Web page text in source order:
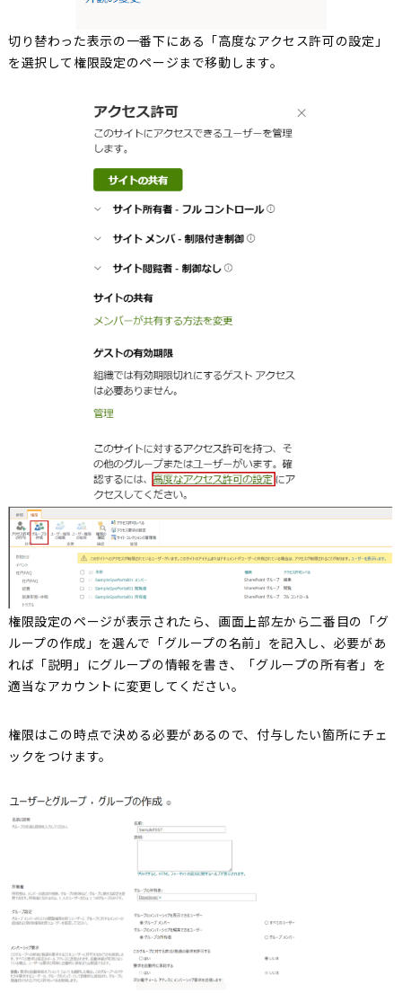
切り替わった表示の一番下にある「高度なアクセス許可の設定」
を選択して権限設定のページまで移動します。
権限設定のページが表示されたら、画面上部左から二番目の「グ
ループの作成」を選んで「グループの名前」を記入し、必要があ
れば「説明」にグループの情報を書き、「グループの所有者」を
適当なアカウントに変更してください。
権限はこの時点で決める必要があるので、付与したい箇所にチェ
ックをつけます。